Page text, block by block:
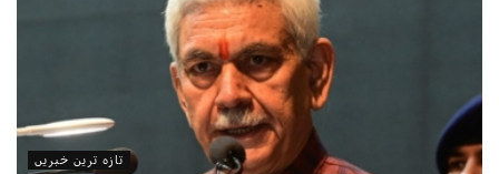
تازہ ترین خبریں